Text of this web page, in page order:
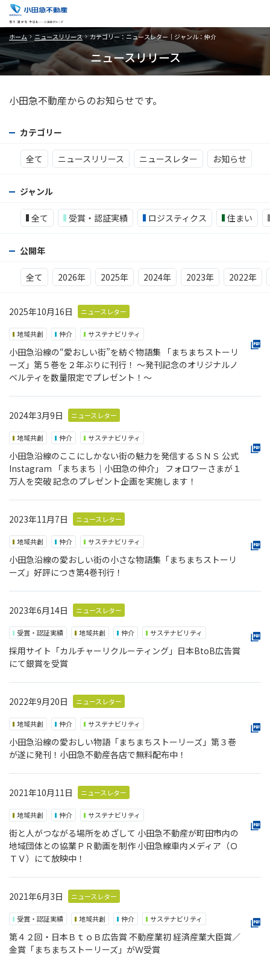
ホーム ニュースリリース カテゴリー：ニュースレター｜ジャンル：仲介
ニュースリリース
小田急不動産からのお知らせです。
カテゴリー
全て ニュースリリース ニュースレター お知らせ
ジャンル
全て 受賞・認証実績 ロジスティクス 住まい
公開年
全て 2026年 2025年 2024年 2023年 2022年
2025年10月16日 ニュースレター
地域共創 仲介 サステナビリティ
小田急沿線の“愛おしい街”を紡ぐ物語集 「まちまちストーリ
ーズ」第５巻を２年ぶりに刊行！ ～発刊記念のオリジナルノ
ベルティを数量限定でプレゼント！～
2024年3月9日 ニュースレター
地域共創 仲介 サステナビリティ
小田急沿線のここにしかない街の魅力を発信するＳＮＳ 公式
Instagram 「まちまち│小田急の仲介」 フォロワーさまが１
万人を突破 記念のプレゼント企画を実施します！
2023年11月7日 ニュースレター
地域共創 仲介 サステナビリティ
小田急沿線の愛おしい街の小さな物語集「まちまちストーリ
ーズ」好評につき第4巻刊行！
2023年6月14日 ニュースレター
受賞・認証実績 地域共創 仲介 サステナビリティ
採用サイト「カルチャーリクルーティング」日本BtoB広告賞
にて銀賞を受賞
2022年9月20日 ニュースレター
地域共創 仲介 サステナビリティ
小田急沿線の愛おしい物語「まちまちストーリーズ」第３巻
が遂に発刊！小田急不動産各店で無料配布中！
2021年10月11日 ニュースレター
地域共創 仲介 サステナビリティ
街と人がつながる場所をめざして 小田急不動産が町田市内の
地域団体との協業ＰＲ動画を制作 小田急線車内メディア（Ｏ
ＴＶ）にて放映中！
2021年6月3日 ニュースレター
受賞・認証実績 地域共創 仲介 サステナビリティ
第４２回・日本ＢｔｏＢ広告賞 不動産業初 経済産業大臣賞／
金賞「まちまちストーリーズ」がＷ受賞